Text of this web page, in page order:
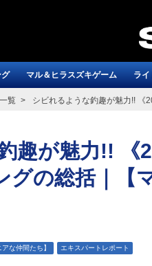
マル＆ヒラスズキゲーム ラ
覧 シビれるような釣趣が魅力!! 《
趣が魅力!! 《
グの総括｜【
アな仲間たち】 エキスパートレポート